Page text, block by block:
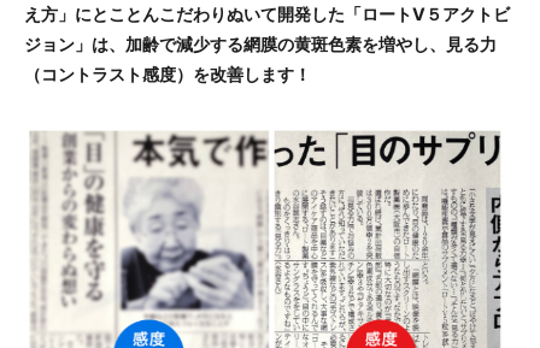
え方」にとことんこだわりぬいて開発した「ロートV５アクトビ
ジョン」は、加齢で減少する網膜の黄斑色素を増やし、見る力
（コントラスト感度）を改善します！